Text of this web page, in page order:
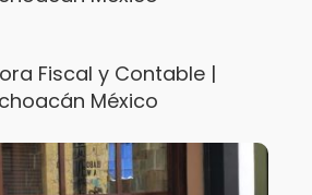
Fiscal y Contable |
México